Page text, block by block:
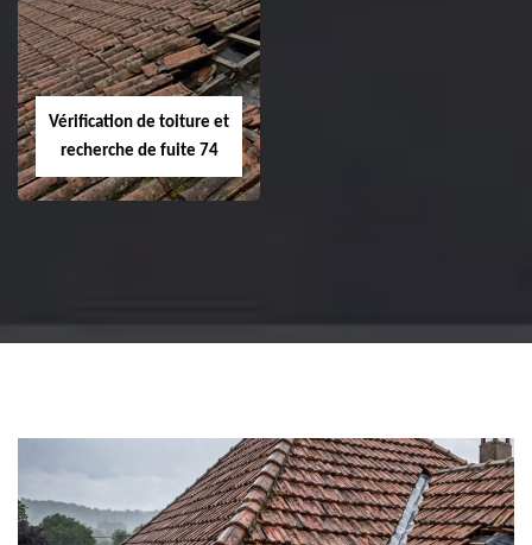
Vérification de toiture et
recherche de fuite 74